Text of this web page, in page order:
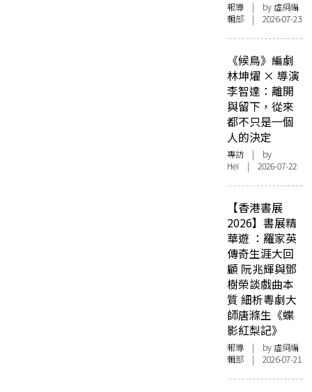
報導 | by 虛詞編
輯部 | 2026-07-23
《候鳥》編劇
林坤燿 × 導演
李智達：離開
與留下，從來
都不只是一個
人的決定
專訪 | by
Hei | 2026-07-22
【香港書展
2026】書展精
華遊 ：羅家英
傳奇生涯大回
顧 阮兆輝與鄧
樹榮談戲曲本
質 細析粵劇大
師唐滌生《蝶
影紅梨記》
報導 | by 虛詞編
輯部 | 2026-07-21